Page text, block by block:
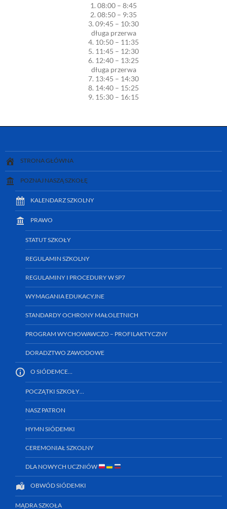
1. 08:00 – 8:45
2. 08:50 – 9:35
3. 09:45 – 10:30
długa przerwa
4. 10:50 – 11:35
5. 11:45 – 12:30
6. 12:40 – 13:25
długa przerwa
7. 13:45 – 14:30
8. 14:40 – 15:25
9. 15:30 – 16:15
STRONA GŁÓWNA
POZNAJ NASZĄ SZKOŁĘ
KALENDARZ SZKOLNY
PRAWO
STATUT SZKOŁY
REGULAMIN SZKOLNY
REGULAMINY I PROCEDURY W SP7
WYMAGANIA EDUKACYJNE
STANDARDY OCHRONY MAŁOLETNICH
PROGRAM WYCHOWAWCZO – PROFILAKTYCZNY
DORADZTWO ZAWODOWE
O SIÓDEMCE…
POCZĄTKI SZKOŁY…
NASZ PATRON
HYMN SIÓDEMKI
CEREMONIAŁ SZKOLNY
DLA NOWYCH UCZNIÓW
OBWÓD SIÓDEMKI
MĄDRA SZKOŁA